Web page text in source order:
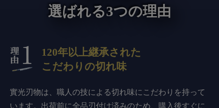
選ばれる3つの理由
120年以上継承された
こだわりの切れ味
實光刃物は、職人の技による切れ味にこだわりを持って
います。出荷前に全品刃付け済みのため、購入後すぐに